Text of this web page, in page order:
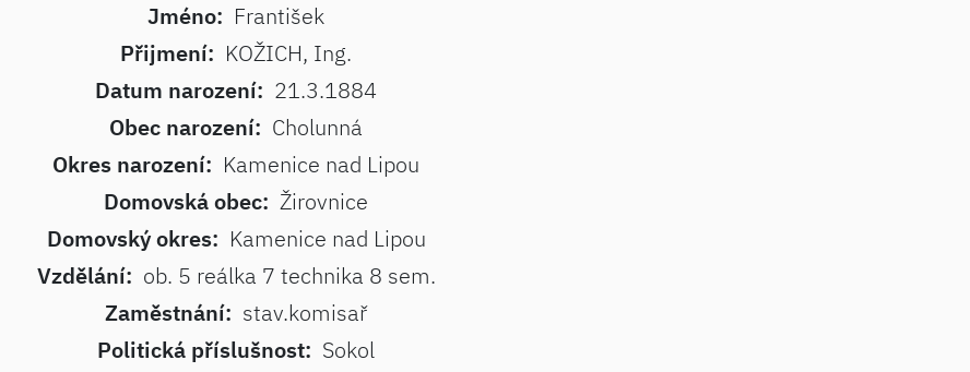
Jméno: František
Přijmení: KOŽICH, Ing.
Datum narození: 21.3.1884
Obec narození: Cholunná
Okres narození: Kamenice nad Lipou
Domovská obec: Žirovnice
Domovský okres: Kamenice nad Lipou
Vzdělání: ob. 5 reálka 7 technika 8 sem.
Zaměstnání: stav.komisař
Politická příslušnost: Sokol